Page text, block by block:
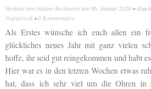
Verfasst von Nadine Beckmann am 06. Januar 2020 •
Vegetarisch •0 Kommentare
Als Erstes wünsche ich euch allen ein
glückliches neues Jahr mit ganz vielen
hoffe, ihr seid gut reingekommen und habt
Hier war es in den letzten Wochen etwas
hat, dass ich sehr viel um die Ohren in